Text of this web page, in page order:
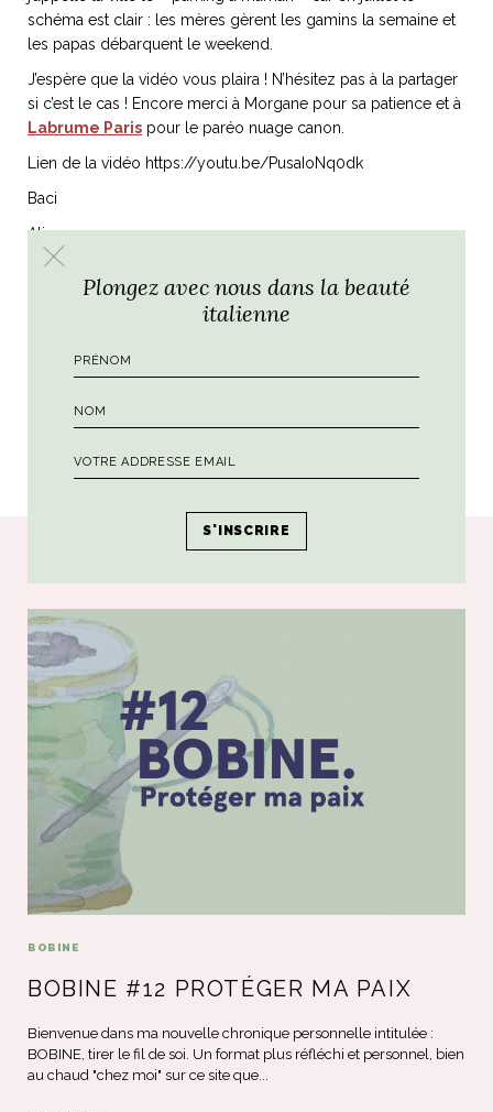
schéma est clair : les mères gèrent les gamins la semaine et
les papas débarquent le weekend.
J’espère que la vidéo vous plaira ! N’hésitez pas à la partager
si c’est le cas ! Encore merci à Morgane pour sa patience et à
Labrume Paris pour le paréo nuage canon.
Lien de la vidéo https://youtu.be/PusaIoNq0dk
Baci
Ali
ParAli
BOBINE
BOBINE #12 PROTÉGER MA PAIX
Bienvenue dans ma nouvelle chronique personnelle intitulée :
BOBINE, tirer le fil de soi. Un format plus réfléchi et personnel, bien
au chaud "chez moi" sur ce site que...
Plongez avec nous dans la beauté
italienne